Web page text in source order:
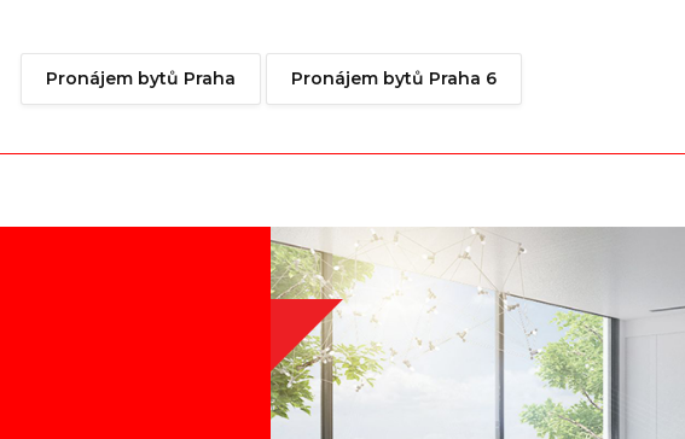
Pronájem bytů Praha Pronájem bytů Praha 6